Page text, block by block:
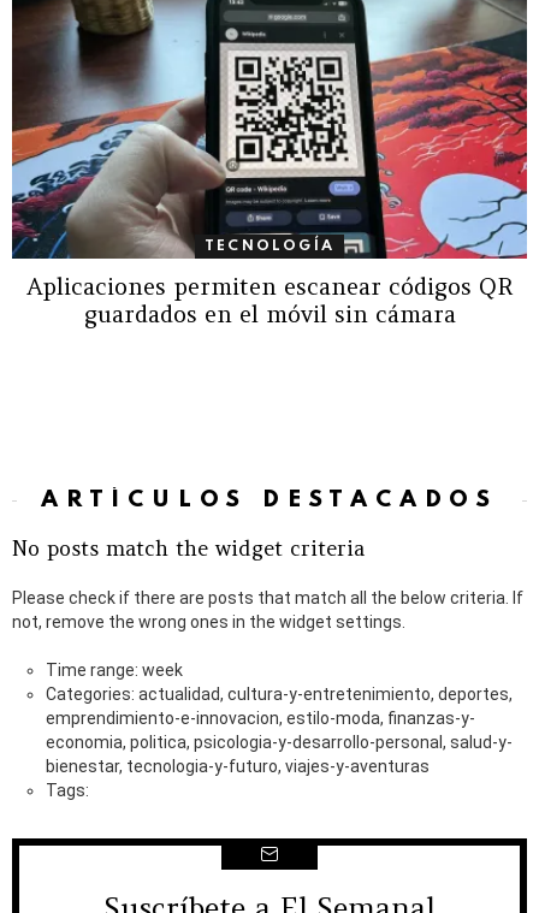
TECNOLOGÍA
Aplicaciones permiten escanear códigos QR
guardados en el móvil sin cámara
ARTÍCULOS DESTACADOS
No posts match the widget criteria
Please check if there are posts that match all the below criteria. If
not, remove the wrong ones in the widget settings.
Time range: week
Categories: actualidad, cultura-y-entretenimiento, deportes,
emprendimiento-e-innovacion, estilo-moda, finanzas-y-
economia, politica, psicologia-y-desarrollo-personal, salud-y-
bienestar, tecnologia-y-futuro, viajes-y-aventuras
Tags:
NEWSLETTER